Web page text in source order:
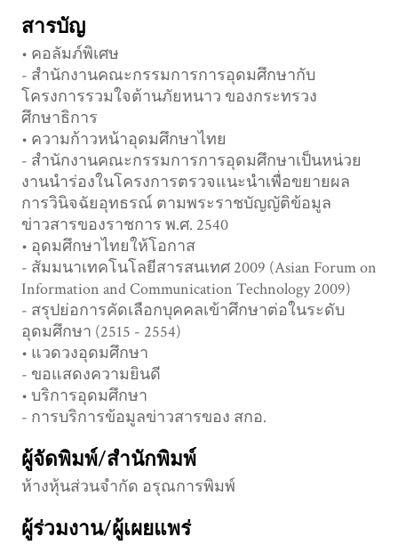
สารบัญ
• คอลัมภ์พิเศษ
- สำนักงานคณะกรรมการการอุดมศึกษากับ
โครงการรวมใจต้านภัยหนาว ของกระทรวง
ศึกษาธิการ
• ความก้าวหน้าอุดมศึกษาไทย
- สำนักงานคณะกรรมการการอุดมศึกษาเป็นหน่วย
งานนำร่องในโครงการตรวจแนะนำเพื่อขยายผล
การวินิจฉัยอุทธรณ์ ตามพระราชบัญญัติข้อมูล
ข่าวสารของราชการ พ.ศ. 2540
• อุดมศึกษาไทยให้โอกาส
- สัมมนาเทคโนโลยีสารสนเทศ 2009 (Asian Forum on
Information and Communication Technology 2009)
- สรุปย่อการคัดเลือกบุคคลเข้าศึกษาต่อในระดับ
อุดมศึกษา (2515 - 2554)
• แวดวงอุดมศึกษา
- ขอแสดงความยินดี
• บริการอุดมศึกษา
- การบริการข้อมูลข่าวสารของ สกอ.
ผู้จัดพิมพ์/สำนักพิมพ์
ห้างหุ้นส่วนจำกัด อรุณการพิมพ์
ผู้ร่วมงาน/ผู้เผยแพร่